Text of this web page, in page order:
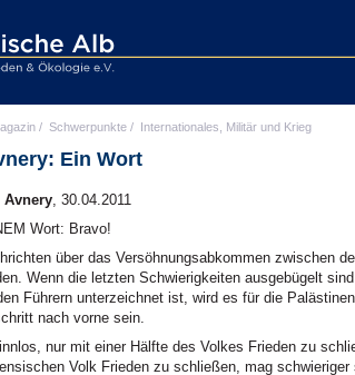
/ Schwerpunkte / Internationales, Militär und Krieg
Ein Wort
Avnery, 30.04.2011
Wort: Bravo!
über das Versöhnungsabkommen zwischen
Wenn die letzten Schwierigkeiten ausgebügelt
Führern unterzeichnet ist, wird es für die
nach vorne sein.
nur mit einer Hälfte des Volkes Frieden zu
Volk Frieden zu schließen, mag schwieriger